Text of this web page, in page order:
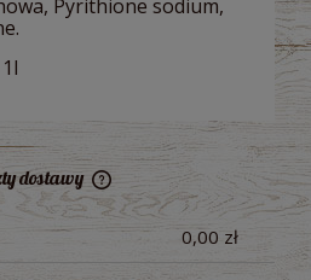
Pyrithione sodium,
1l
dostawy
kosztów płatności
0,00 zł